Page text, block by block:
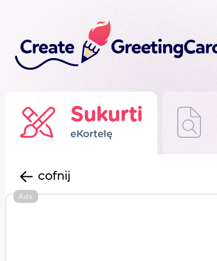
Sukurti
eKortelę
cofnij
Ads